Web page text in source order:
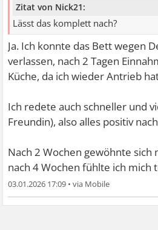
Zitat von Nick21:
Lässt das komplett nach?
Ja. Ich konnte das Bett wegen
verlassen, nach 2 Tagen
Küche, da ich wieder Antrieb
Ich redete auch schneller und
Freundin), also alles positiv
Nach 2 Wochen gewöhnte
nach 4 Wochen fühlte ich mich
03.01.2026 17:09 •